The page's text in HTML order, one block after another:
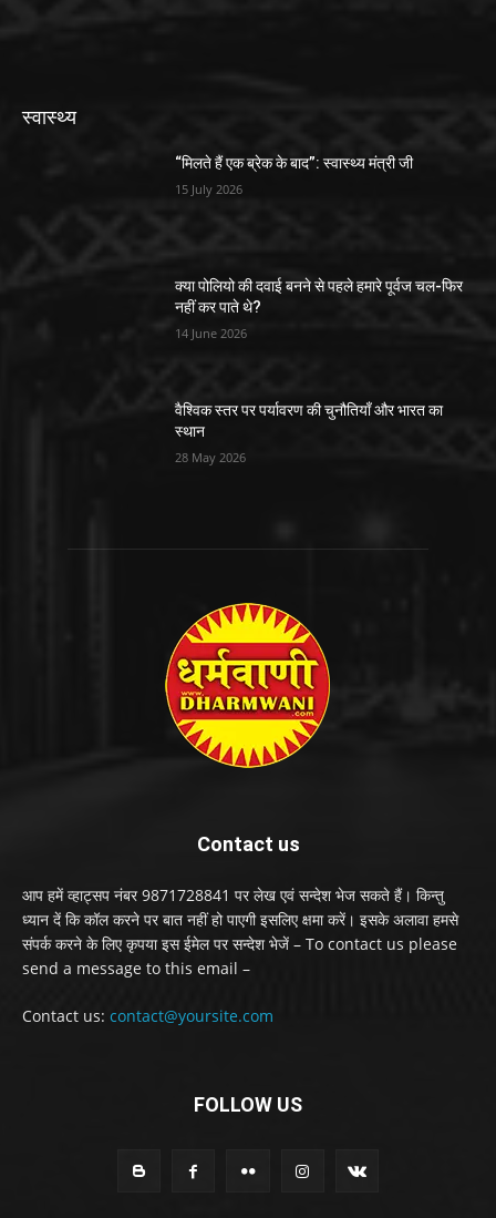
स्वास्थ्य
“मिलते हैं एक ब्रेक के बाद”: स्वास्थ्य मंत्री जी
15 July 2026
क्या पोलियो की दवाई बनने से पहले हमारे पूर्वज चल-फिर
नहीं कर पाते थे?
14 June 2026
वैश्विक स्तर पर पर्यावरण की चुनौतियाँ और भारत का
स्थान
28 May 2026
Contact us
आप हमें व्हाट्सप नंबर 9871728841 पर लेख एवं सन्देश भेज सकते हैं। किन्तु
ध्यान दें कि कॉल करने पर बात नहीं हो पाएगी इसलिए क्षमा करें। इसके अलावा हमसे
संपर्क करने के लिए कृपया इस ईमेल पर सन्देश भेजें – To contact us please
send a message to this email –
Contact us: contact@yoursite.com
FOLLOW US